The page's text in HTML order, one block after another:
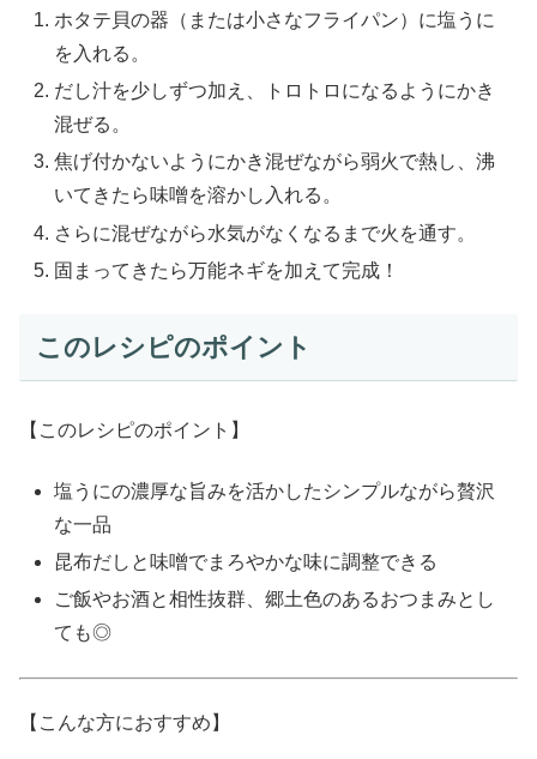
ホタテ貝の器（または小さなフライパン）に塩うに
を入れる。
だし汁を少しずつ加え、トロトロになるようにかき
混ぜる。
焦げ付かないようにかき混ぜながら弱火で熱し、沸
いてきたら味噌を溶かし入れる。
さらに混ぜながら水気がなくなるまで火を通す。
固まってきたら万能ネギを加えて完成！
このレシピのポイント
【このレシピのポイント】
塩うにの濃厚な旨みを活かしたシンプルながら贅沢
な一品
昆布だしと味噌でまろやかな味に調整できる
ご飯やお酒と相性抜群、郷土色のあるおつまみとし
ても◎
【こんな方におすすめ】